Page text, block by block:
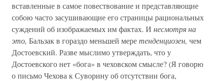
вставленные в самое повествование и представляющие
собою часто засушивающие его страницы рациональных
суждений об изображаемых им фактах. И несмотря на
это, Бальзак в гораздо меньшей меретенденциозен, чем
Достоевский. Разве мыслимо утверждать, что у
Достоевского нет «бога» в чеховском смысле? (Я говорю
о письмо Чехова к Суворину об отсутствии бога,